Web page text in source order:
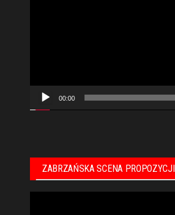
00:00
ZABRZAŃSKA SCENA PROPOZYCJI